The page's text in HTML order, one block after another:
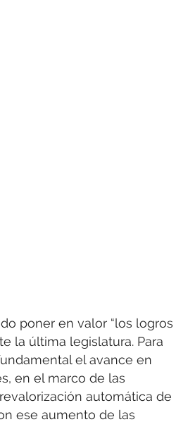
poner en valor “los logros
la última legislatura. Para
el avance en
en el marco de las
automática de
ese aumento de las